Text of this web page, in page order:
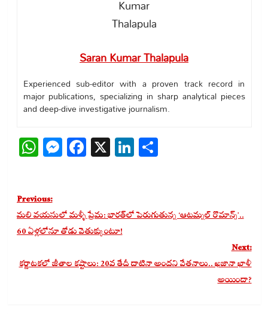
Saran Kumar Thalapula
Experienced sub-editor with a proven track record in
major publications, specializing in sharp analytical pieces
and deep-dive investigative journalism.
WhatsApp
Messenger
Facebook
X LinkedIn
Share
Post
navigation
Previous:
మలి వయసులో మళ్ళీ ప్రేమ: భారత్‌లో పెరుగుతున్న ‘ఆటమ్నల్ రొమాన్స్’..
60 ఏళ్లలోనూ తోడు వెతుక్కుంటూ!
Next:
కర్ణాటకలో జీతాల కష్టాలు: 20వ తేదీ దాటినా అందని వేతనాలు.. ఖజానా ఖాళీ
అయిందా?